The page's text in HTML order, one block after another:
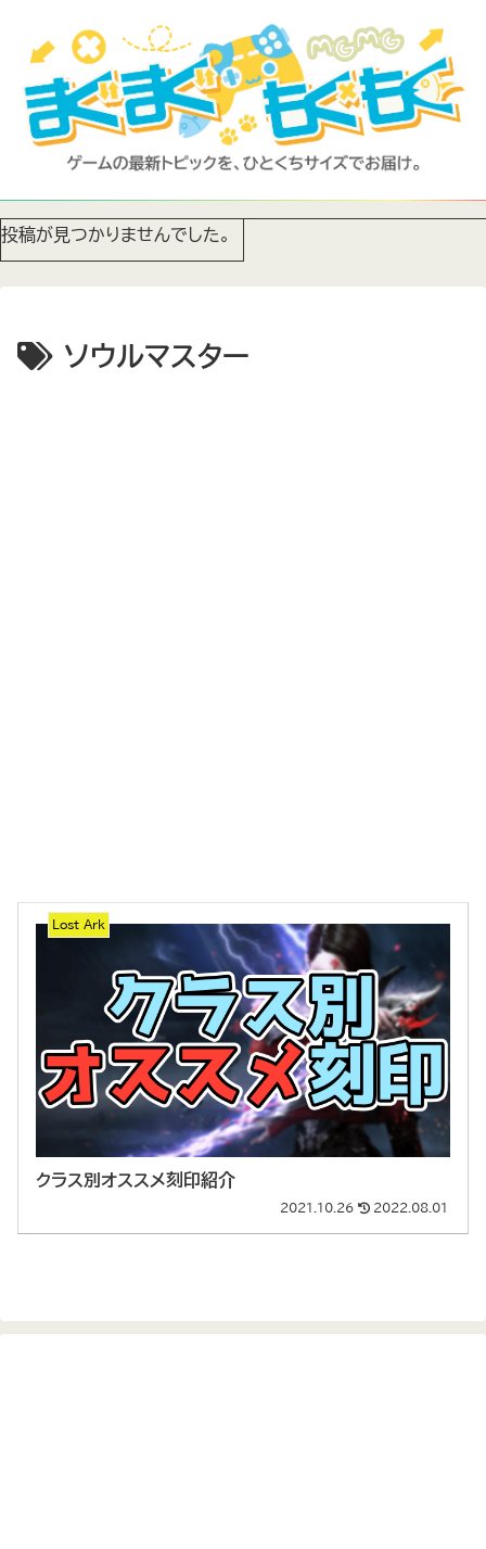
投稿が見つかりませんでした。
ソウルマスター
Lost Ark
クラス別オススメ刻印紹介
2021.10.26 2022.08.01